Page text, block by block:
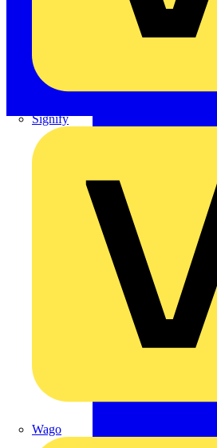
Signify
Wago